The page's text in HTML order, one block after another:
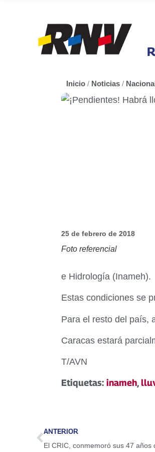
Inicio / Noticias /
25 de febrero de 2018
Foto referencial
e Hidrología (Inameh).
Estas condiciones se
Para el resto del país,
Caracas estará
T/AVN
Etiquetas: inameh,
ANTERIOR
El CRIC, conmemoró sus 47 años